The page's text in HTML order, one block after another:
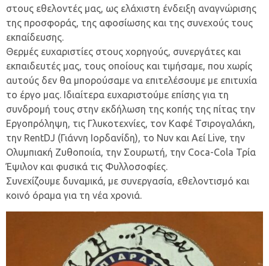
στους εθελοντές μας, ως ελάχιστη ένδειξη αναγνώρισης
της προσφοράς, της αφοσίωσης και της συνεχούς τους
εκπαίδευσης.
Θερμές ευχαριστίες στους χορηγούς, συνεργάτες και
εκπαιδευτές μας, τους οποίους και τιμήσαμε, που χωρίς
αυτούς δεν θα μπορούσαμε να επιτελέσουμε με επιτυχία
το έργο μας. Ιδιαίτερα ευχαριστούμε επίσης για τη
συνδρομή τους στην εκδήλωση της κοπής της πίτας την
Εργοπρόληψη, τις Γλυκοτεχνίες, τον Καφέ Τσιρογαλάκη,
την RentDJ (Γιάννη Ιορδανίδη), το Νυν και Αεί Live, την
Ολυμπιακή Ζυθοποιία, την Σουρωτή, την Coca-Cola Τρία
Έψιλον και φυσικά τις Φυλλοσοφίες.
Συνεχίζουμε δυναμικά, με συνεργασία, εθελοντισμό και
κοινό όραμα για τη νέα χρονιά.